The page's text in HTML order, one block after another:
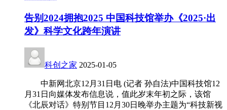
告别2024拥抱2025 中国科技馆举办《2025·出
发》科学文化跨年演讲
科创之家 2025-01-05
中新网北京12月31日电 (记者 孙自法)中国科技馆12
月31日向媒体发布信息说，值此岁末年初之际，该馆
《北辰对话》特别节目12月30日晚举办主题为“科技新视